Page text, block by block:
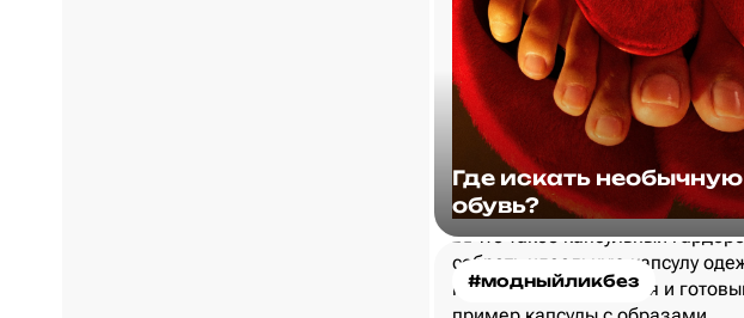
Где искать необычную
обувь?
#модныйликбез